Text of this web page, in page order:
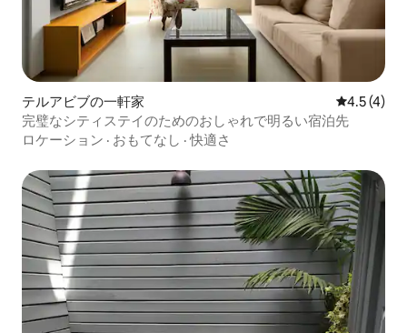
テルアビブの一軒家 レビュー4
4.5 (4)
完璧なシティステイのためのおしゃれで明るい宿泊先
ロケーション · おもてなし ·快適さ